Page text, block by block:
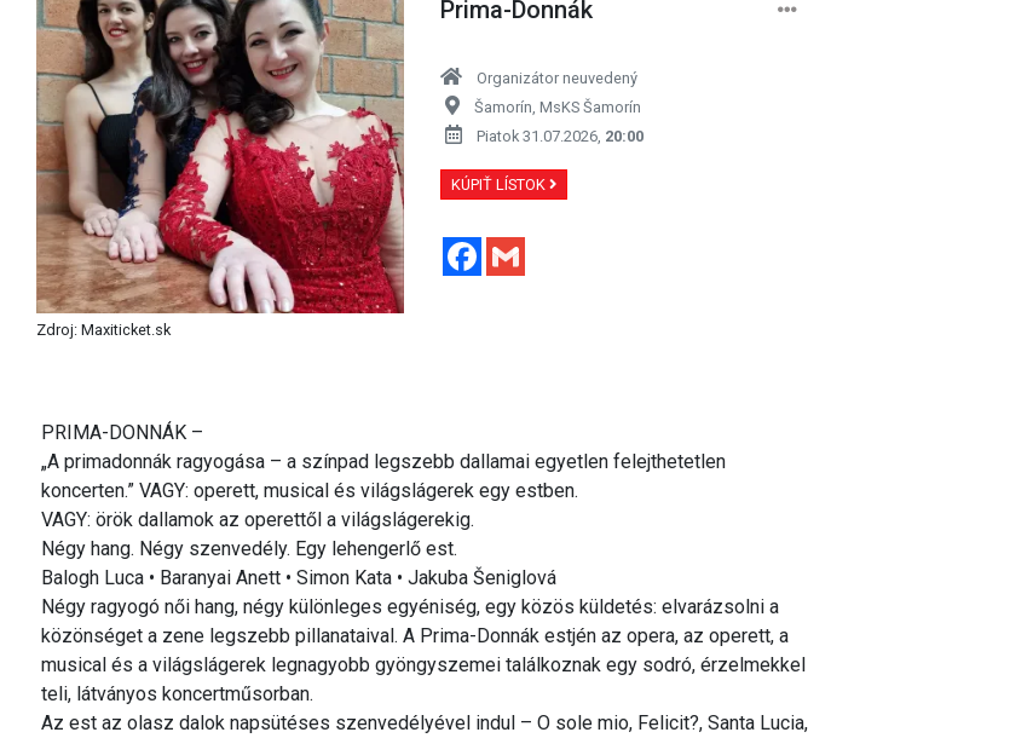
Zdroj: Maxiticket.sk
Prima-Donnák
Organizátor neuvedený
Šamorín, MsKS Šamorín
Piatok 31.07.2026, 20:00
KÚPIŤ LÍSTOK
Facebook
PRIMA-DONNÁK –
„A primadonnák ragyogása – a színpad legszebb dallamai egyetlen felejthetetlen
koncerten.” VAGY: operett, musical és világslágerek egy estben.
VAGY: örök dallamok az operettől a világslágerekig.
Négy hang. Négy szenvedély. Egy lehengerlő est.
Balogh Luca • Baranyai Anett • Simon Kata • Jakuba Šeniglová
Négy ragyogó női hang, négy különleges egyéniség, egy közös küldetés: elvarázsolni a
közönséget a zene legszebb pillanataival. A Prima-Donnák estjén az opera, az operett, a
musical és a világslágerek legnagyobb gyöngyszemei találkoznak egy sodró, érzelmekkel
teli, látványos koncertműsorban.
Az est az olasz dalok napsütéses szenvedélyével indul – O sole mio, Felicit?, Santa Lucia,